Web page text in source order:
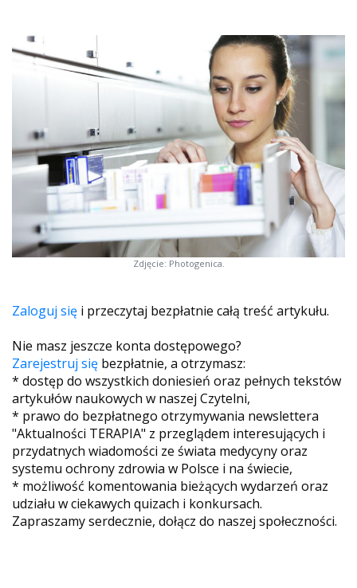
Zdjęcie: Photogenica.
Zaloguj się i przeczytaj bezpłatnie całą treść artykułu.
Nie masz jeszcze konta dostępowego?
Zarejestruj się bezpłatnie, a otrzymasz:
* dostęp do wszystkich doniesień oraz pełnych tekstów
artykułów naukowych w naszej Czytelni,
* prawo do bezpłatnego otrzymywania newslettera
"Aktualności TERAPIA" z przeglądem interesujących i
przydatnych wiadomości ze świata medycyny oraz
systemu ochrony zdrowia w Polsce i na świecie,
* możliwość komentowania bieżących wydarzeń oraz
udziału w ciekawych quizach i konkursach.
Zapraszamy serdecznie, dołącz do naszej społeczności.